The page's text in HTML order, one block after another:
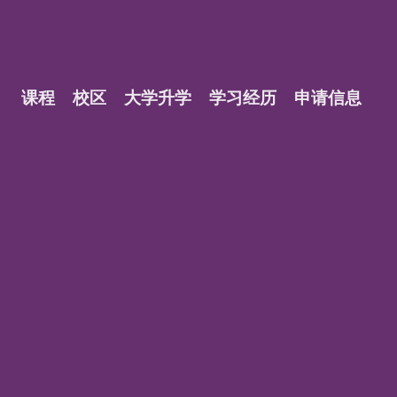
课程 校区 大学升学 学习经历 申请信息